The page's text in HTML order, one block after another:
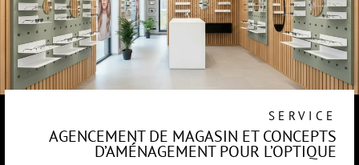
SERVICE
AGENCEMENT DE MAGASIN ET CONCEPTS
D’AMÉNAGEMENT POUR L’OPTIQUE